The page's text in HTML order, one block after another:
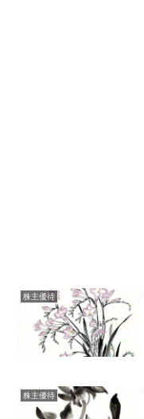
株主優待
株主優待